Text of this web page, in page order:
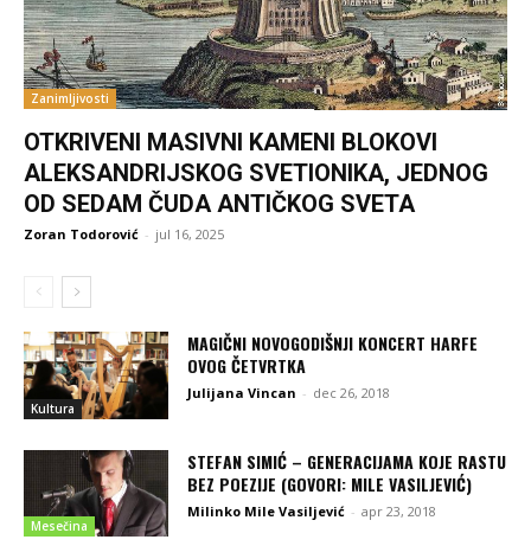
Zanimljivosti
OTKRIVENI MASIVNI KAMENI BLOKOVI
ALEKSANDRIJSKOG SVETIONIKA, JEDNOG
OD SEDAM ČUDA ANTIČKOG SVETA
Zoran Todorović - jul 16, 2025
Kultura
MAGIČNI NOVOGODIŠNJI KONCERT HARFE
OVOG ČETVRTKA
Julijana Vincan - dec 26, 2018
Mesečina
STEFAN SIMIĆ – GENERACIJAMA KOJE RASTU
BEZ POEZIJE (GOVORI: MILE VASILJEVIĆ)
Milinko Mile Vasiljević - apr 23, 2018